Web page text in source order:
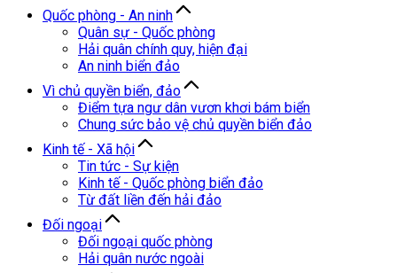
Quốc phòng - An ninh
Quân sự - Quốc phòng
Hải quân chính quy, hiện đại
An ninh biển đảo
Vì chủ quyền biển, đảo
Điểm tựa ngư dân vươn khơi bám biển
Chung sức bảo vệ chủ quyền biển đảo
Kinh tế - Xã hội
Tin tức - Sự kiện
Kinh tế - Quốc phòng biển đảo
Từ đất liền đến hải đảo
Đối ngoại
Đối ngoại quốc phòng
Hải quân nước ngoài